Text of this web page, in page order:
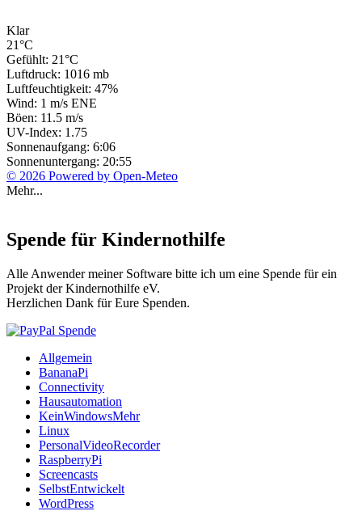
Klar
21°C
Gefühlt: 21°C
Luftdruck: 1016 mb
Luftfeuchtigkeit: 47%
Wind: 1 m/s ENE
Böen: 11.5 m/s
UV-Index: 1.75
Sonnenaufgang: 6:06
Sonnenuntergang: 20:55
© 2026 Powered by Open-Meteo
Mehr...
Spende für Kindernothilfe
Alle Anwender meiner Software bitte ich um eine Spende für ein
Projekt der Kindernothilfe eV.
Herzlichen Dank für Eure Spenden.
Allgemein
BananaPi
Connectivity
Hausautomation
KeinWindowsMehr
Linux
PersonalVideoRecorder
RaspberryPi
Screencasts
SelbstEntwickelt
WordPress